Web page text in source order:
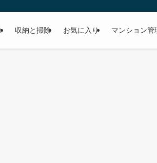
収納と掃除 お気に入り マンション管